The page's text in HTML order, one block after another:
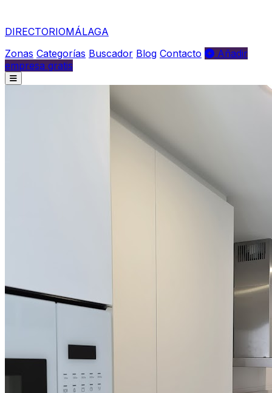
DIRECTORIOMÁLAGA
Zonas Categorías Buscador Blog Contacto
Añadir
empresa gratis